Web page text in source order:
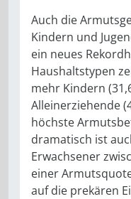
Auch die
Kindern und
ein neues
Haushaltstypen
mehr Kindern
Alleinerziehende
höchste
dramatisch ist
Erwachsener
einer
auf die prekären